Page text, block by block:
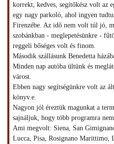
korrekt, kedves, segítőkész volt az
egy nagy parkoló, ahol ingyen
Firenzébe. Az idő nem volt túl jó,
szobánkban - meglepetésünkre -
reggeli bőséges volt és finom.
Második szállásunk Benedetta
Minden nap autóba ültünk és
várost.
Ebben nagy segítségünkre volt az
könyv.e.
Nagyon jól éreztük magunkat a
sajnáljuk, hogy több programra
Ami megvolt: Siena, San
Lucca, Pisa, Rosignano Marittimo,